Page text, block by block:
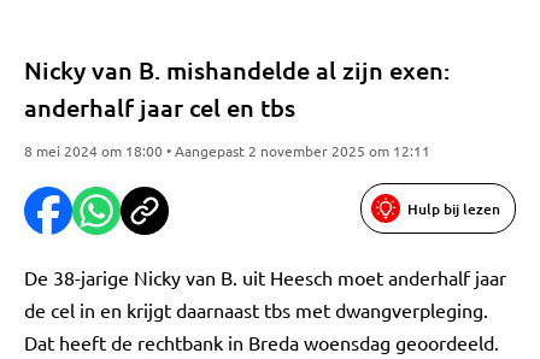
Nicky van B. mishandelde al zijn exen:
anderhalf jaar cel en tbs
8 mei 2024 om 18:00 • Aangepast 2 november 2025 om 12:11
Hulp bij lezen
De 38-jarige Nicky van B. uit Heesch moet anderhalf jaar
de cel in en krijgt daarnaast tbs met dwangverpleging.
Dat heeft de rechtbank in Breda woensdag geoordeeld.